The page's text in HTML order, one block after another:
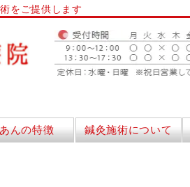
をご提供します
んの特徴 鍼灸施術について